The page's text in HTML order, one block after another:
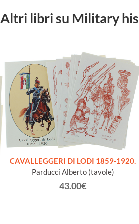
Altri libri su Military
CAVALLEGGERI DI LODI 1859-1920.
Parducci Alberto (tavole)
43.00€